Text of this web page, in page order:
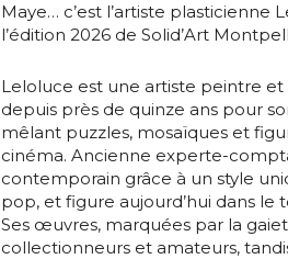
Maye… c’est l’artiste plasticienne
l’édition 2026 de Solid’Art
Leloluce est une artiste peintre
depuis près de quinze ans pour
mêlant puzzles, mosaïques et
cinéma. Ancienne experte-
contemporain grâce à un style
pop, et figure aujourd’hui dans le
Ses œuvres, marquées par la
collectionneurs et amateurs,